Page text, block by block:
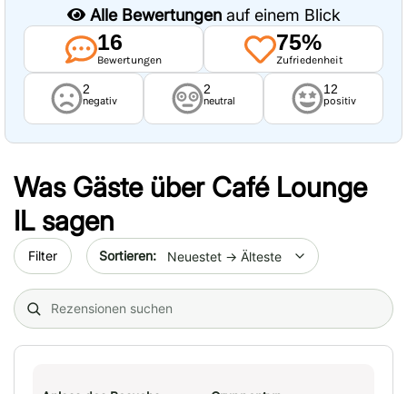
Alle Bewertungenauf einem Blick
16
Bewertungen
75%
Zufriedenheit
2
negativ
2
neutral
12
positiv
Was Gäste über Café Lounge
ILsagen
Filter Sort by date
Search (title/text)